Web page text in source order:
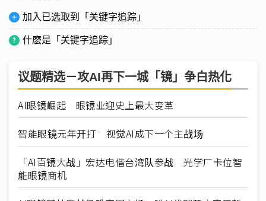
加入已选取到「关键字追踪」
什麽是「关键字追踪」
议题精选－攻AI再下一城「镜」争白热化
AI眼镜崛起 眼镜业迎史上最大变革
智能眼镜元年开打 视觉AI成下一个主战场
「AI百镜大战」宏达电偕台湾队参战 光学厂卡位智
能眼镜商机